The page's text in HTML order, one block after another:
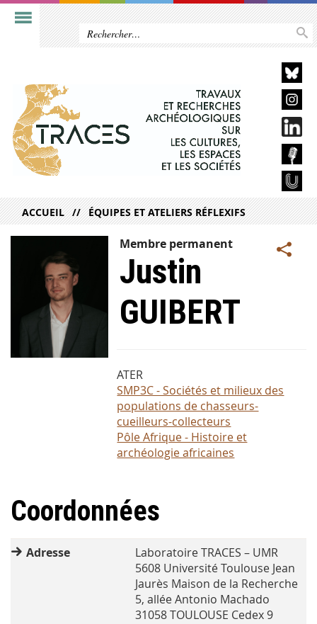
ACCUEIL ÉQUIPES ET ATELIERS RÉFLEXIFS
Membre permanent
Justin
GUIBERT
ATER
SMP3C - Sociétés et milieux des
populations de chasseurs-
cueilleurs-collecteurs
Pôle Afrique - Histoire et
archéologie africaines
Coordonnées
Adresse
Laboratoire TRACES – UMR
5608 Université Toulouse Jean
Jaurès Maison de la Recherche
5, allée Antonio Machado
31058 TOULOUSE Cedex 9